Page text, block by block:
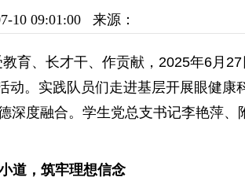
10 09:01:00 来源：
育、长才干、作贡献，2025年6月
。实践队员们走进基层开展眼健
度融合。学生党总支书记李艳萍
道，筑牢理想信念